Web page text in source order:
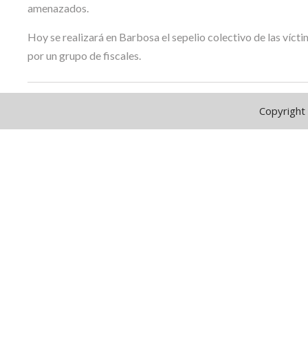
amenazados.
Hoy se realizará en Barbosa el sepelio colectivo de las
por un grupo de fiscales.
Copyright